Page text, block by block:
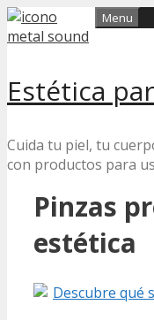
Skip
to
Estética
Cuida tu piel, tu
con productos para
Menu
Pinzas
estética